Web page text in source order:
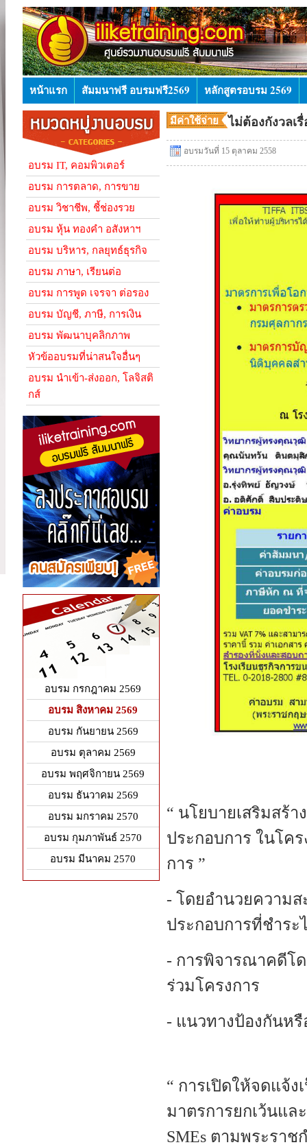
หน้าแรก สัมมนาฟรี อบรมฟรี2569 หลักสูตรอบรม 2569
อบรม IT, คอมพิวเตอร์
อบรม การตลาด, การขาย
อบรม วิชาชีพ, ชี้ช่องรวย
อบรม หุ้น ทองคำ อสังหาฯ
อบรม บริหาร, กลยุทธ์ธุรกิจ
อบรม ภาษา, เรียนต่อ
อบรม การพูด เจรจา ต่อรอง
อบรม บัญชี, ภาษี, การเงิน
อบรม พัฒนาบุคลิกภาพ
หัวข้ออบรมที่น่าสนใจอื่นๆ
อบรม นำเข้า-ส่งออก, โลจิสติ
กส์
อบรม กรกฎาคม 2569
อบรม สิงหาคม 2569
อบรม กันยายน 2569
อบรม ตุลาคม 2569
อบรม พฤศจิกายน 2569
อบรม ธันวาคม 2569
อบรม มกราคม 2570
อบรม กุมภาพันธ์ 2570
อบรม มีนาคม 2570
มีค่าใช้จ่าย ไม่ต้องกังวลเ
อบรมวันที่ 15 ตุลาคม 2558
“ นโยบายเสริมสร้
ประกอบการ ในโค
การ ”
- โดยอำนวยความ
ประกอบการที่ชำระ
- การพิจารณาคดีโ
ร่วมโครงการ
- แนวทางป้องกันห
“ การเปิดให้จดแจ้
มาตรการยกเว้นแ
SMEs ตามพระรา